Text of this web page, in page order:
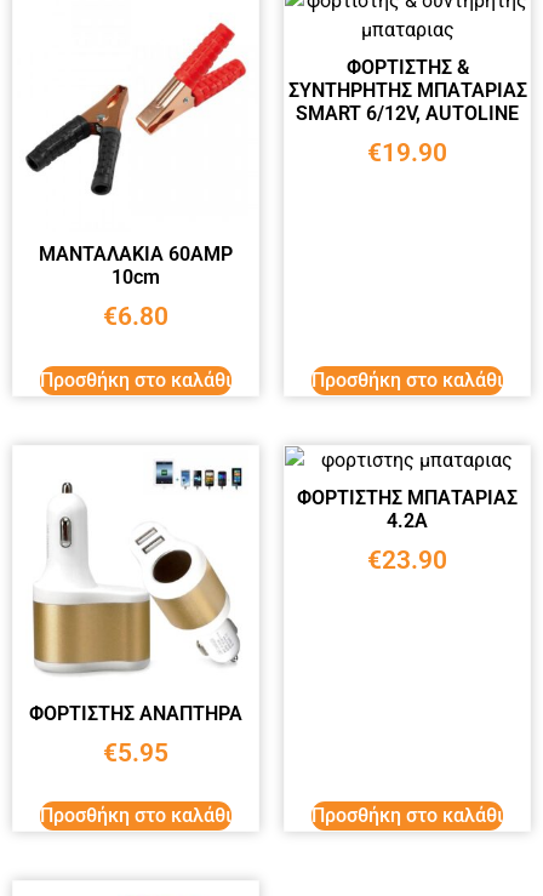
ΜΑΝΤΑΛΑΚΙΑ 60ΑΜΡ
10cm
€6.80
Προσθήκη στο καλάθι
ΦΟΡΤΙΣΤΗΣ &
ΣΥΝΤΗΡΗΤΗΣ ΜΠΑΤΑΡΙΑΣ
SMART 6/12V, AUTOLINE
€19.90
Προσθήκη στο καλάθι
ΦΟΡΤΙΣΤΗΣ ΑΝΑΠΤΗΡΑ
€5.95
Προσθήκη στο καλάθι
ΦΟΡΤΙΣΤΗΣ ΜΠΑΤΑΡΙΑΣ
4.2A
€23.90
Προσθήκη στο καλάθι